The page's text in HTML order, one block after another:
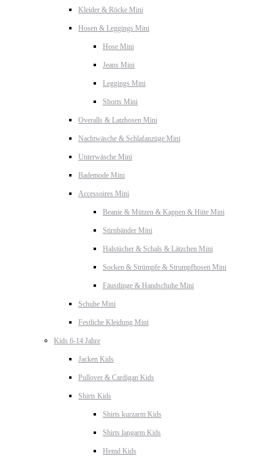
Kleider & Röcke Mini
Hosen & Leggings Mini
Hose Mini
Jeans Mini
Leggings Mini
Shorts Mini
Overalls & Latzhosen Mini
Nachtwäsche & Schlafanzüge Mini
Unterwäsche Mini
Bademode Mini
Accessoires Mini
Beanie & Mützen & Kappen & Hüte Mini
Stirnbänder Mini
Halstücher & Schals & Lätzchen Mini
Socken & Strümpfe & Strumpfhosen Mini
Fäustlinge & Handschuhe Mini
Schuhe Mini
Festliche Kleidung Mini
Kids 6-14 Jahre
Jacken Kids
Pullover & Cardigan Kids
Shirts Kids
Shirts kurzarm Kids
Shirts langarm Kids
Hemd Kids